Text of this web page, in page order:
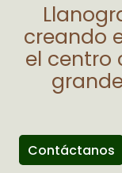
creando
el centro
Contáctanos